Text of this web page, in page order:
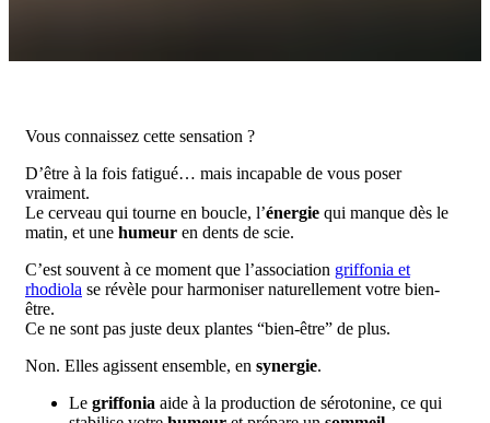
Vous connaissez cette sensation ?
D’être à la fois fatigué… mais incapable de vous poser
vraiment.
Le cerveau qui tourne en boucle, l’énergie qui manque dès le
matin, et une humeur en dents de scie.
C’est souvent à ce moment que l’association griffonia et
rhodiola se révèle pour harmoniser naturellement votre bien-
être.
Ce ne sont pas juste deux plantes “bien-être” de plus.
Non. Elles agissent ensemble, en synergie.
Le griffonia aide à la production de sérotonine, ce qui